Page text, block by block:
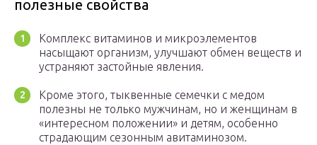
полезные свойства
Комплекс витаминов и микроэлементов
насыщают организм, улучшают обмен веществ и
устраняют застойные явления.
Кроме этого, тыквенные семечки с медом
полезны не только мужчинам, но и женщинам в
«интересном положении» и детям, особенно
страдающим сезонным авитаминозом.